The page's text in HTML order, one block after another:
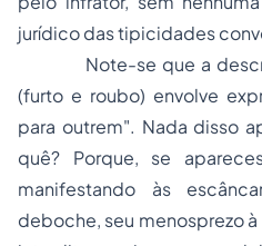
jurídico das tipicidades
Note-se que a
(furto e roubo) envolve
para outrem". Nada disso
quê? Porque, se
manifestando às
deboche, seu menosprezo